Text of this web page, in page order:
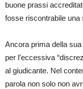
buone prassi
fosse riscontrabile una
Ancora prima della
per l’eccessiva
al giudicante. Nel
parola non solo non